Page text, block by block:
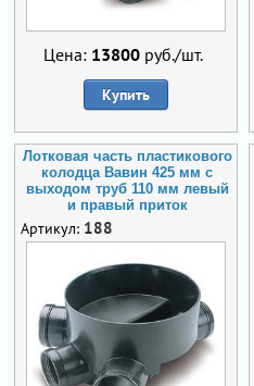
Цена: 13800 руб./шт.
Купить
Лотковая часть пластикового
колодца Вавин 425 мм с
выходом труб 110 мм левый
и правый приток
Артикул: 188